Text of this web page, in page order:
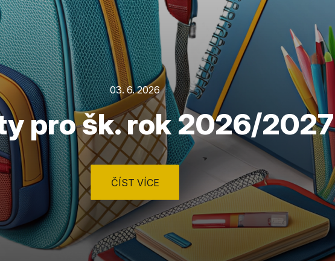
03. 6. 2026
pro šk. rok 2026/2027
ČÍST VÍCE